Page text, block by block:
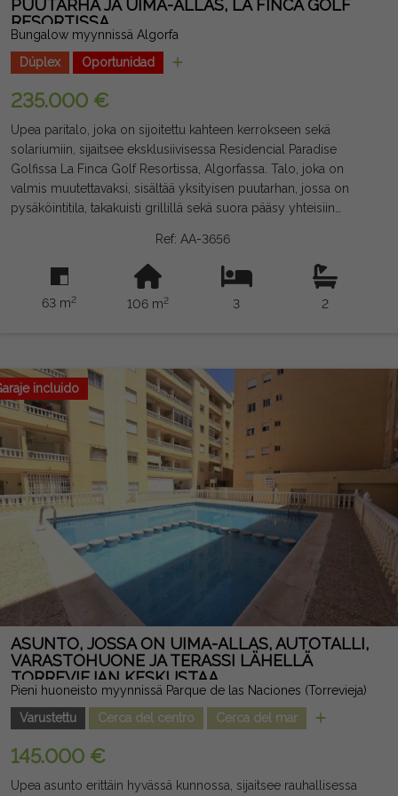
PUUTARHA JA UIMA-ALLAS, LA FINCA GOLF
RESORTISSA
Bungalow myynnissä Algorfa
Dúplex
Oportunidad
235.000 €
Upea paritalo, joka on sijoitettu kahteen kerrokseen sekä
solariumiin, sijaitsee eksklusiivisessa Residencial Paradise
Golfissa La Finca Golf Resortissa, Algorfassa. Talo, joka on
valmis muutettavaksi, sisältää yksityisen puutarhan, jossa on
pysäköintitila, takakuisti grillillä sekä suora pääsy yhteisiin
tilava olohuone ja ruokailuhuone takalla, täysin varusteltu keittiö,
josta on pääsy galleriaan, makuuhuone, jossa on
sisäänrakennettu vaatekaappi ja kylpyhuone. Ensimmäisessä
kerroksessa on kaksi makuuhuonetta, joissa on varustetut
rakennettu ja esiasennettu ilmastointi sijaitsee vain 15 minuutin
päässä Guardamar del Seguran rannoilta ja 35 minuutin päässä
Alicanten lentokentältä, ympäröitynä arvostetun
golfkompleksin, kylpylän ja hotellin palveluilla. Oikeudellinen
huomautus: Maksut ja verot eivät sisälly. Annettu tieto on
suuntaa-antavaa, ei oikeudellisesti sitovia, ja niissä voi olla
virheitä.
Ref: AA-3656
63 m2 106 m2 3 2
incluido
ASUNTO, JOSSA ON UIMA-ALLAS, AUTOTALLI,
VARASTOHUONE JA TERASSI LÄHELLÄ
TORREVIEJAN KESKUSTAA
Pieni huoneisto myynnissä Parque de las Naciones (Torrevieja)
Varustettu
Cerca del centro Cerca del mar
145.000 €
Upea asunto erittäin hyvässä kunnossa, sijaitsee rauhallisessa